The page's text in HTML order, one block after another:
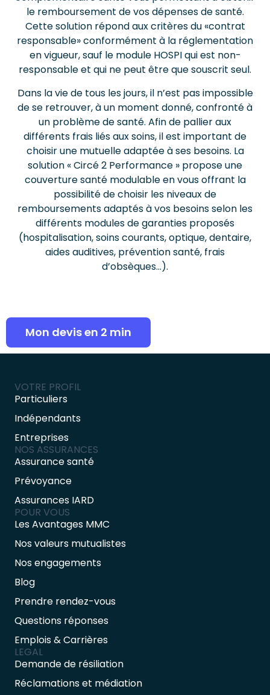
le remboursement de vos dépenses de santé.
Cette solution répond aux critères du «contrat
responsable» conformément à la réglementation
en vigueur, sauf le module HOSPI qui est non-
responsable et qui ne peut être que souscrit seul.
Dans la vie de tous les jours, il n’est pas impossible
de se retrouver, à un moment donné, confronté à
un problème de santé. Afin de pallier aux
différents frais liés aux soins, il est important de
choisir une mutuelle adaptée à ses besoins. La
solution « Circé 2 Performance » propose une
couverture santé modulable en vous offrant la
possibilité de choisir les niveaux de
remboursements adaptés à vos besoins selon les
différents modules de garanties proposés
(hospitalisation, soins courants, optique, dentaire,
aides auditives, prévention santé, frais
d’obsèques…).
Mon devis en 2 min
VOTRE PROFIL
Particuliers
Indépendants
Entreprises
NOS ASSURANCES
Assurance santé
Prévoyance
Assurances IARD
POUR VOUS
Les Avantages MMC
Nos valeurs mutualistes
Nos engagements
Blog
Prendre rendez-vous
Questions réponses
Emplois & Carrières
LEGAL
Demande de résiliation
Réclamations et médiation